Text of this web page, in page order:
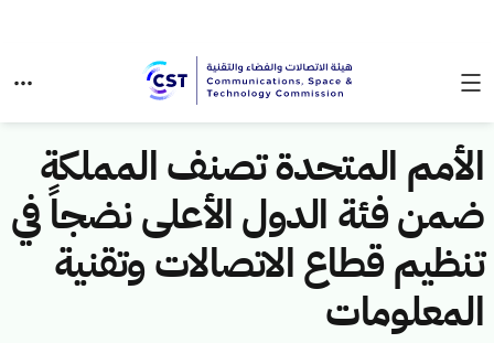
الأمم المتحدة تصنف المملكة
ضمن فئة الدول الأعلى نضجاً في
تنظيم قطاع الاتصالات وتقنية
المعلومات